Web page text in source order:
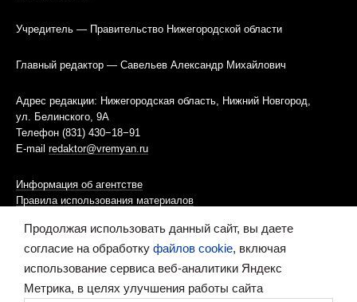
Учредитель — Правительство Нижегородской области
Главный редактор — Савельев Александр Михайлович
Адрес редакции: Нижегородская область, Нижний Новгород,
ул. Белинского, 9А
Телефон (831) 430−18−91
E-mail redaktor@vremyan.ru
Информация об агентстве
Правила использования материалов
Информационная политика использования «cookies»-файлов
Ресурс содержит материалы 16+
Продолжая использовать данный сайт, вы даете
согласие на обработку файлов cookie, включая
использование сервиса веб-аналитики Яндекс
Метрика, в целях улучшения работы сайта